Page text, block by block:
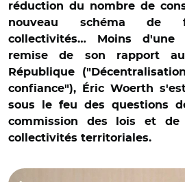
réduction du nombre de
nouveau schéma de
collectivités… Moins d'une
remise de son rapport
République
confiance"), Éric Woerth
sous le feu des questions
commission des lois et de
collectivités territoriales.